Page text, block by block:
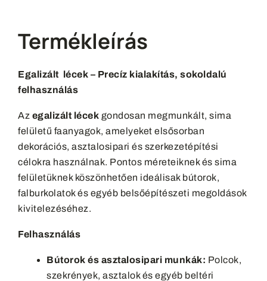
Termékleírás
Egalizált lécek – Precíz kialakítás, sokoldalú
felhasználás
Az egalizált lécek gondosan megmunkált, sima
felületű faanyagok, amelyeket elsősorban
dekorációs, asztalosipari és szerkezetépítési
célokra használnak. Pontos méreteiknek és sima
felületüknek köszönhetően ideálisak bútorok,
falburkolatok és egyéb belsőépítészeti megoldások
kivitelezéséhez.
Felhasználás
Bútorok és asztalosipari munkák: Polcok,
szekrények, asztalok és egyéb beltéri